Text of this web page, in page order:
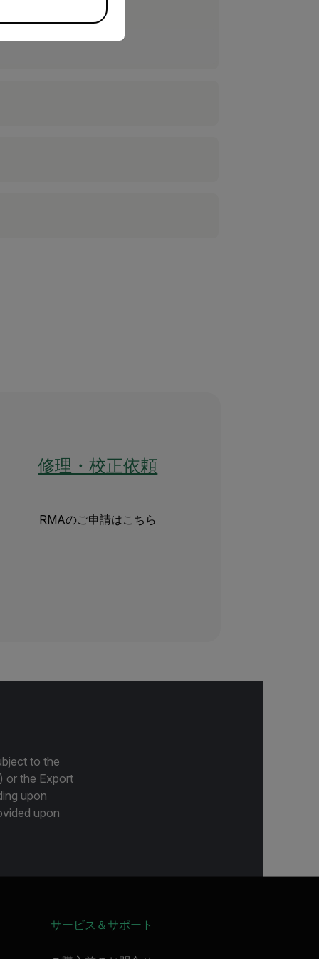
修理・校正依頼
RMAのご申請はこちら
to the
or the Export
upon
upon
サービス＆サポート